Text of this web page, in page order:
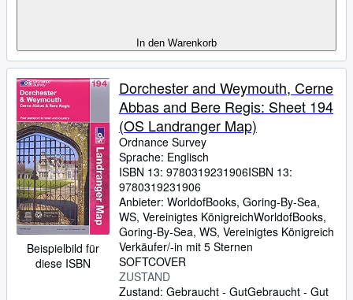
In den Warenkorb
Beispielbild für
diese ISBN
Dorchester and Weymouth, Cerne
Abbas and Bere Regis: Sheet 194
(OS Landranger Map)
Ordnance Survey
Sprache: Englisch
ISBN 13: 9780319231906ISBN 13:
9780319231906
Anbieter: WorldofBooks, Goring-By-Sea,
WS, Vereinigtes KönigreichWorldofBooks,
Goring-By-Sea, WS, Vereinigtes Königreich
Verkäufer/-in mit 5 Sternen
SOFTCOVER
ZUSTAND
Zustand: Gebraucht - GutGebraucht - Gut